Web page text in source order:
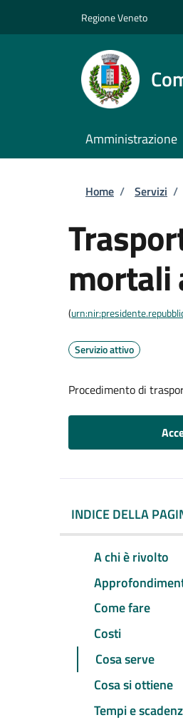
Regione Veneto
Amministrazione
Home / Servizi /
mortali
(
Servizio attivo
Procedimento di
INDICE DELLA
A chi è rivolto
Come fare
Costi
Cosa serve
Cosa si ottiene
Tempi e